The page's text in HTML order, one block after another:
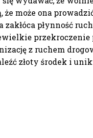
że może ona
zakłóca płynność
przekroczenie
z ruchem
złoty środek i